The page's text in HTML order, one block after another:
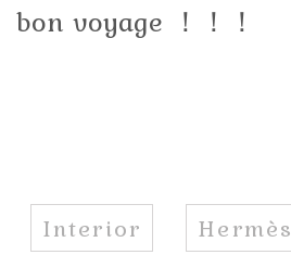
bon voyage ！！！
Interior Hermès